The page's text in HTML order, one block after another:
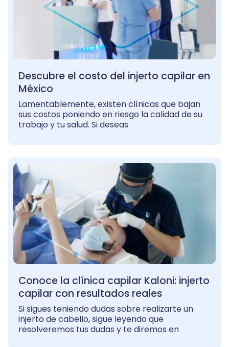
Descubre el costo del injerto capilar en
México
Lamentablemente, existen clínicas que bajan
sus costos poniendo en riesgo la calidad de su
trabajo y tu salud. Si deseas
Conoce la clínica capilar Kaloni: injerto
capilar con resultados reales
Si sigues teniendo dudas sobre realizarte un
injerto de cabello, sigue leyendo que
resolveremos tus dudas y te diremos en